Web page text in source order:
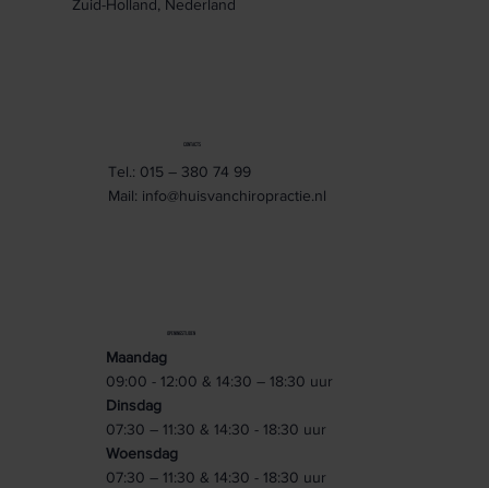
Zuid-Holland, Nederland
CONTACTS
Tel.: 015 – 380 74 99
Mail: info@huisvanchiropractie.nl
OPENINGSTIJDEN
Maandag
09:00 - 12:00 & 14:30 – 18:30 uur
Dinsdag
07:30 – 11:30 & 14:30 - 18:30 uur
Woensdag
07:30 – 11:30 & 14:30 - 18:30 uur